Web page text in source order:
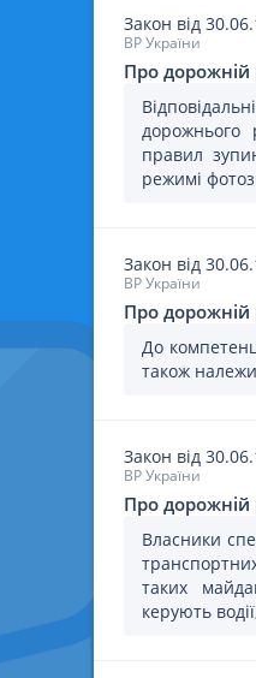
Закон від
ВР України
Про дорожній
дорожнього
правил
режимі
Закон від
ВР України
Про дорожній
До
також
Закон від
ВР України
Про дорожній
Власники
таких
керують